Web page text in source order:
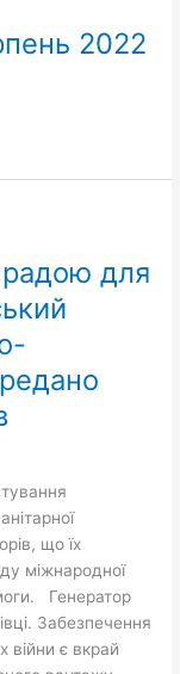
2022
для
що їх
міжнародної
Генератор
Забезпечення
є вкрай